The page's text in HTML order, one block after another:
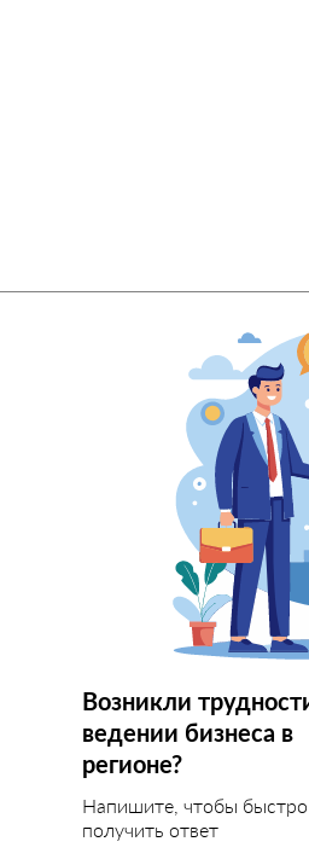
Возникли
ведении бизнеса в
регионе?
Напишите, чтобы быстро
получить ответ